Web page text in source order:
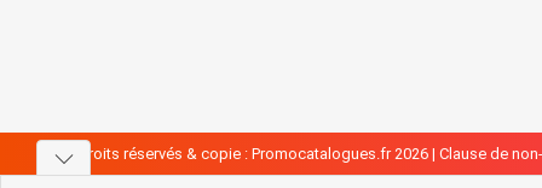
Tous droits réservés & copie : Promocatalogues.fr 2026 | Clause de